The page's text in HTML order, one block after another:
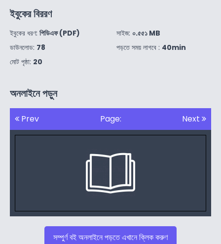
ইবুকের বিররণ
ইবুকের ধরণ: পিডিএফ (PDF)
ডাউনলোড: 78
মোট পৃষ্ঠা: 20
সাইজ: ০.৫৫১ MB
পড়তে সময় লাগবে : 40min
অনলাইনে পড়ুন
Prev Page: Next
সম্পুর্ণ বই অনলাইনে পড়তে এখানে ক্লিক করুণ